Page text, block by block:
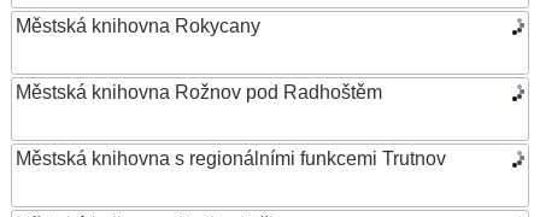
Městská knihovna Rokycany
Městská knihovna Rožnov pod Radhoštěm
Městská knihovna s regionálními funkcemi Trutnov